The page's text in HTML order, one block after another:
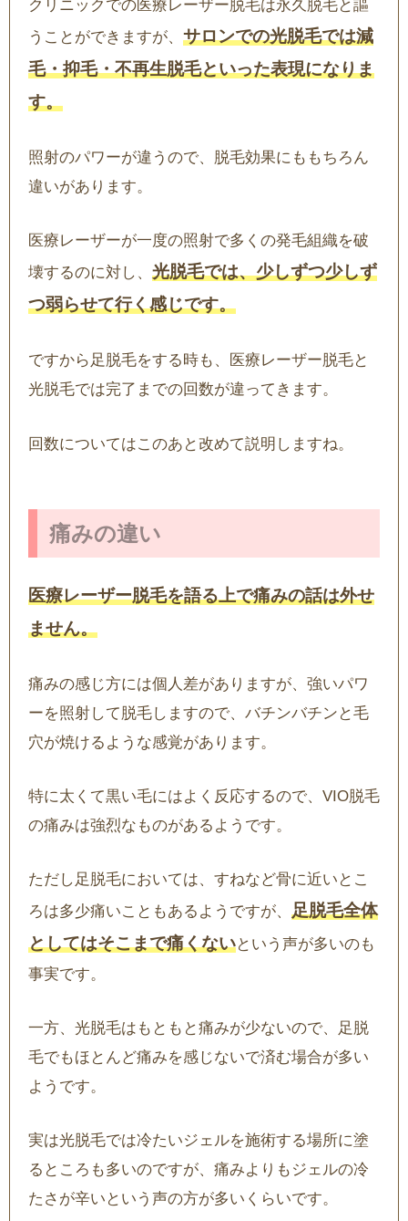
クリニックでの医療レーザー脱毛は永久脱毛と謳
うことができますが、 サロンでの光脱毛では減
毛・抑毛・不再生脱毛といった表現になりま
す。
照射のパワーが違うので、脱毛効果にももちろん
違いがあります。
医療レーザーが一度の照射で多くの発毛組織を破
壊するのに対し、 光脱毛では、少しずつ少しず
つ弱らせて行く感じです。
ですから足脱毛をする時も、医療レーザー脱毛と
光脱毛では完了までの回数が違ってきます。
回数についてはこのあと改めて説明しますね。
痛みの違い
医療レーザー脱毛を語る上で痛みの話は外せ
ません。
痛みの感じ方には個人差がありますが、強いパワ
ーを照射して脱毛しますので、バチンバチンと毛
穴が焼けるような感覚があります。
特に太くて黒い毛にはよく反応するので、VIO脱毛
の痛みは強烈なものがあるようです。
ただし足脱毛においては、すねなど骨に近いとこ
ろは多少痛いこともあるようですが、 足脱毛全体
としてはそこまで痛くないという声が多いのも
事実です。
一方、光脱毛はもともと痛みが少ないので、足脱
毛でもほとんど痛みを感じないで済む場合が多い
ようです。
実は光脱毛では冷たいジェルを施術する場所に塗
るところも多いのですが、痛みよりもジェルの冷
たさが辛いという声の方が多いくらいです。